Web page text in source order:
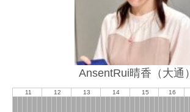
AnsentRui晴香（大通）
11 12 13 14 15 16